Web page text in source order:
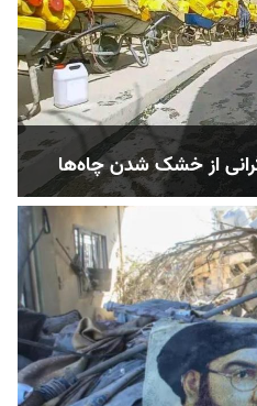
از خشک‌ شدن چاه‌ها